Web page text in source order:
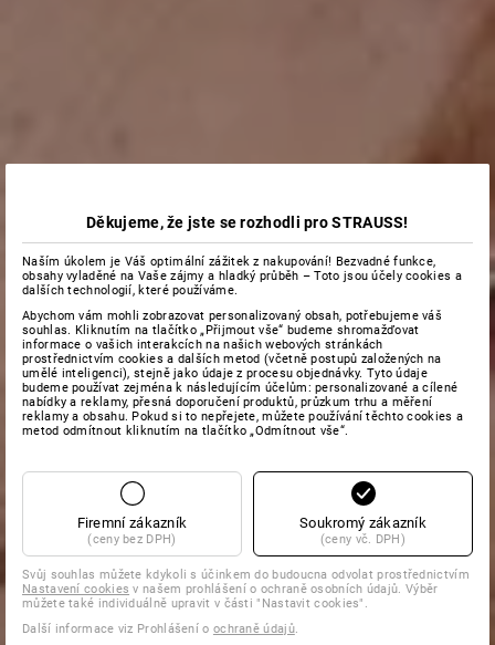
Děkujeme, že jste se rozhodli pro STRAUSS!
Naším úkolem je Váš optimální zážitek z nakupování! Bezvadné funkce,
obsahy vyladěné na Vaše zájmy a hladký průběh – Toto jsou účely cookies a
dalších technologií, které používáme.
Abychom vám mohli zobrazovat personalizovaný obsah, potřebujeme váš
souhlas. Kliknutím na tlačítko „Přijmout vše“ budeme shromažďovat
informace o vašich interakcích na našich webových stránkách
prostřednictvím cookies a dalších metod (včetně postupů založených na
umělé inteligenci), stejně jako údaje z procesu objednávky. Tyto údaje
budeme používat zejména k následujícím účelům: personalizované a cílené
nabídky a reklamy, přesná doporučení produktů, průzkum trhu a měření
reklamy a obsahu. Pokud si to nepřejete, můžete používání těchto cookies a
metod odmítnout kliknutím na tlačítko „Odmítnout vše“.
Firemní zákazník
(ceny bez DPH)
Soukromý zákazník
(ceny vč. DPH)
Svůj souhlas můžete kdykoli s účinkem do budoucna odvolat prostřednictvím
Nastavení cookies v našem prohlášení o ochraně osobních údajů. Výběr
můžete také individuálně upravit v části "Nastavit cookies".
Další informace viz Prohlášení o ochraně údajů.